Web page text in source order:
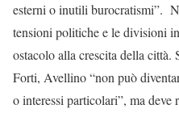
esterni o inutili burocratismi”.
tensioni politiche e le divisioni
ostacolo alla crescita della città.
Forti, Avellino “non può
o interessi particolari”, ma deve